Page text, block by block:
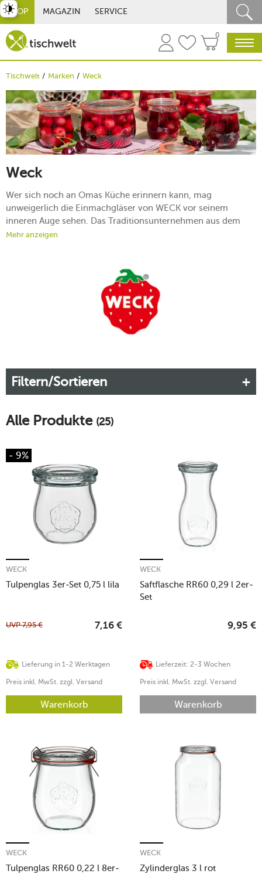
SHOP MAGAZIN SERVICE
0
Tischwelt Marken Weck
Weck
Wer sich noch an Omas Küche erinnern kann, mag
unweigerlich die Einmachgläser von WECK vor seinem
inneren Auge sehen. Das Traditionsunternehmen aus dem
südbadischen Öflingen schreibt seit mehr als 120 Jahren an
Einkochen. Die Marke WECK hat einen festen Platz im
Bewusstsein der Menschen und die beliebten Einweckgläser
sind auch aus der modernen Küche nicht mehr
Mehr anzeigen
Filtern/Sortieren
Alle Produkte (25)
- 9%
Tulpenglas 3er-Set 0,75 l lila
WECK
Lieferung in 1-2 Werktagen
UVP7,95 € 7,16 €
Preis inkl. MwSt. zzgl. Versand
Warenkorb
Saftflasche RR60 0,29 l 2er-
Set
WECK
Lieferzeit: 2-3 Wochen
9,95 €
Preis inkl. MwSt. zzgl. Versand
Warenkorb
Tulpenglas RR60 0,22 l 8er-
WECK
Zylinderglas 3 l rot
WECK
umschalten